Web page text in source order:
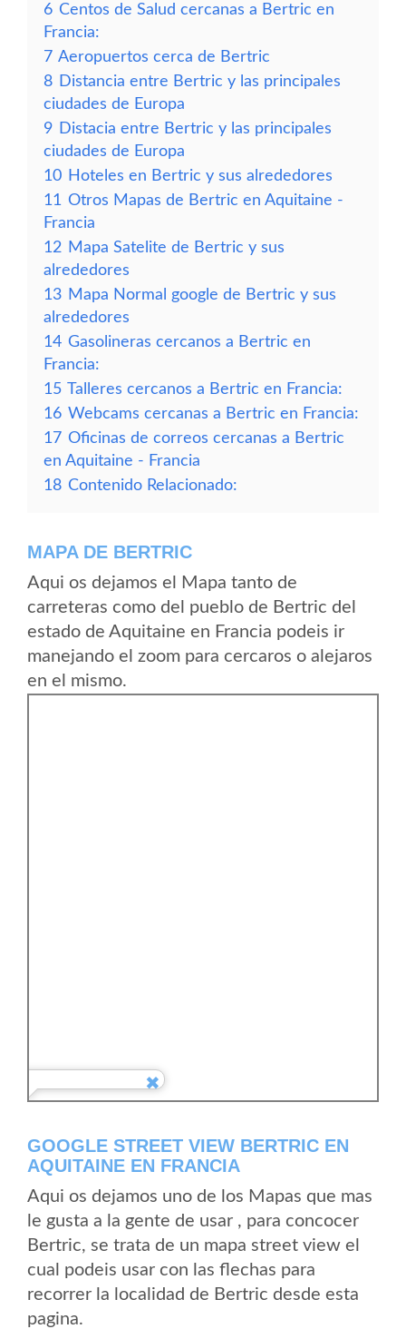
6 Centos de Salud cercanas a Bertric en
Francia:
7 Aeropuertos cerca de Bertric
8 Distancia entre Bertric y las principales
ciudades de Europa
9 Distacia entre Bertric y las principales
ciudades de Europa
10 Hoteles en Bertric y sus alrededores
11 Otros Mapas de Bertric en Aquitaine -
Francia
12 Mapa Satelite de Bertric y sus
alrededores
13 Mapa Normal google de Bertric y sus
alrededores
14 Gasolineras cercanos a Bertric en
Francia:
15 Talleres cercanos a Bertric en Francia:
16 Webcams cercanas a Bertric en Francia:
17 Oficinas de correos cercanas a Bertric
en Aquitaine - Francia
18 Contenido Relacionado:
MAPA DE BERTRIC
Aqui os dejamos el Mapa tanto de
carreteras como del pueblo de Bertric del
estado de Aquitaine en Francia podeis ir
manejando el zoom para cercaros o alejaros
en el mismo.
GOOGLE STREET VIEW BERTRIC EN
AQUITAINE EN FRANCIA
Aqui os dejamos uno de los Mapas que mas
le gusta a la gente de usar , para concocer
Bertric, se trata de un mapa street view el
cual podeis usar con las flechas para
recorrer la localidad de Bertric desde esta
pagina.